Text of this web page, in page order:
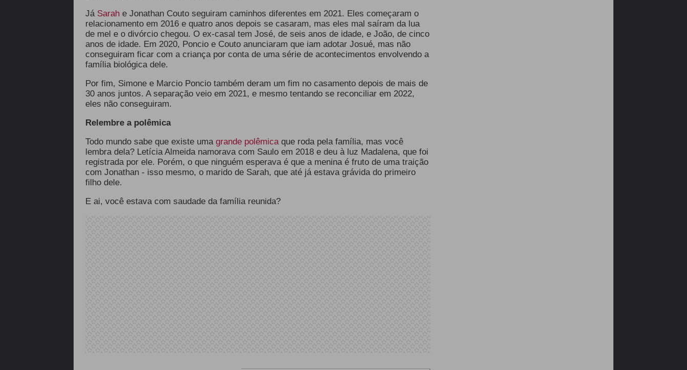
Já Sarah e Jonathan Couto seguiram caminhos diferentes em 2021. Eles começaram o
relacionamento em 2016 e quatro anos depois se casaram, mas eles mal saíram da lua
de mel e o divórcio chegou. O ex-casal tem José, de seis anos de idade, e João, de cinco
anos de idade. Em 2020, Poncio e Couto anunciaram que iam adotar Josué, mas não
conseguiram ficar com a criança por conta de uma série de acontecimentos envolvendo a
família biológica dele.
Por fim, Simone e Marcio Poncio também deram um fim no casamento depois de mais de
30 anos juntos. A separação veio em 2021, e mesmo tentando se reconciliar em 2022,
eles não conseguiram.
Relembre a polêmica
Todo mundo sabe que existe uma grande polêmica que roda pela família, mas você
lembra dela? Letícia Almeida namorava com Saulo em 2018 e deu à luz Madalena, que foi
registrada por ele. Porém, o que ninguém esperava é que a menina é fruto de uma traição
com Jonathan - isso mesmo, o marido de Sarah, que até já estava grávida do primeiro
filho dele.
E ai, você estava com saudade da família reunida?